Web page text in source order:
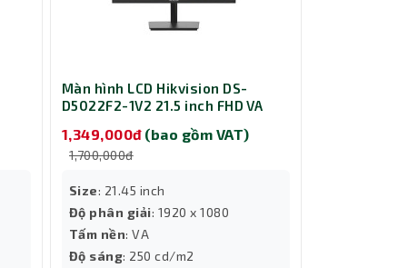
Màn hình LCD Hikvision DS-
D5022F2-1V2 21.5 inch FHD VA
1,349,000đ (bao gồm VAT)
1,700,000đ
Size: 21.45 inch
Độ phân giải: 1920 x 1080
Tấm nền: VA
Độ sáng: 250 cd/m2